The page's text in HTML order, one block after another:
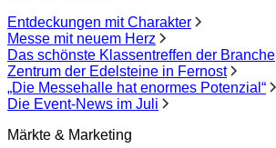
Entdeckungen mit Charakter
Messe mit neuem Herz
Das schönste Klassentreffen der Branche
Zentrum der Edelsteine in Fernost
„Die Messehalle hat enormes Potenzial“
Die Event-News im Juli
Märkte & Marketing